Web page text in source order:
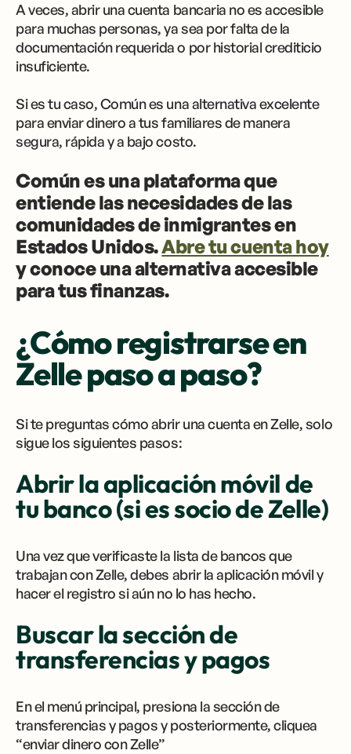
A veces, abrir una cuenta bancaria no es accesible
para muchas personas, ya sea por falta de la
documentación requerida o por historial crediticio
insuficiente.
Si es tu caso, Común es una alternativa excelente
para enviar dinero a tus familiares de manera
segura, rápida y a bajo costo.
Común es una plataforma que
entiende las necesidades de las
comunidades de inmigrantes en
Estados Unidos.Abre tu cuenta hoy
y conoce una alternativa accesible
para tus finanzas.
¿Cómo registrarse en
Zelle paso a paso?
Si te preguntas cómo abrir una cuenta en Zelle, solo
sigue los siguientes pasos:
Abrir la aplicación móvil de
tu banco (si es socio de Zelle)
Una vez que verificaste la lista de bancos que
trabajan con Zelle, debes abrir la aplicación móvil y
hacer el registro si aún no lo has hecho.
Buscar la sección de
transferencias y pagos
En el menú principal, presiona la sección de
transferencias y pagos y posteriormente, cliquea
“enviar dinero con Zelle”